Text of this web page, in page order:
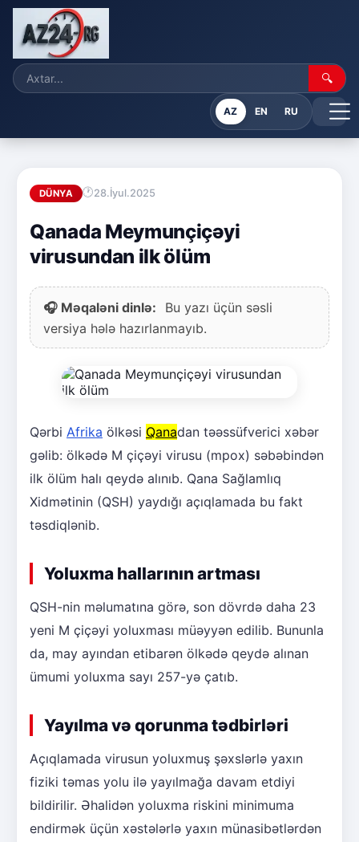
🔍
AZ EN RU
DÜNYA 28.İyul.2025
Qanada Meymunçiçəyi
virusundan ilk ölüm
🎧 Məqaləni dinlə:
Bu yazı üçün səsli
versiya hələ hazırlanmayıb.
Qərbi Afrika ölkəsi Qanadan təəssüfverici xəbər
gəlib: ölkədə M çiçəyi virusu (mpox) səbəbindən
ilk ölüm halı qeydə alınıb. Qana Sağlamlıq
Xidmətinin (QSH) yaydığı açıqlamada bu fakt
təsdiqlənib.
Yoluxma hallarının artması
QSH-nin məlumatına görə, son dövrdə daha 23
yeni M çiçəyi yoluxması müəyyən edilib. Bununla
da, may ayından etibarən ölkədə qeydə alınan
ümumi yoluxma sayı 257-yə çatıb.
Yayılma və qorunma tədbirləri
Açıqlamada virusun yoluxmuş şəxslərlə yaxın
fiziki təmas yolu ilə yayılmağa davam etdiyi
bildirilir. Əhalidən yoluxma riskini minimuma
endirmək üçün xəstələrlə yaxın münasibətlərdən